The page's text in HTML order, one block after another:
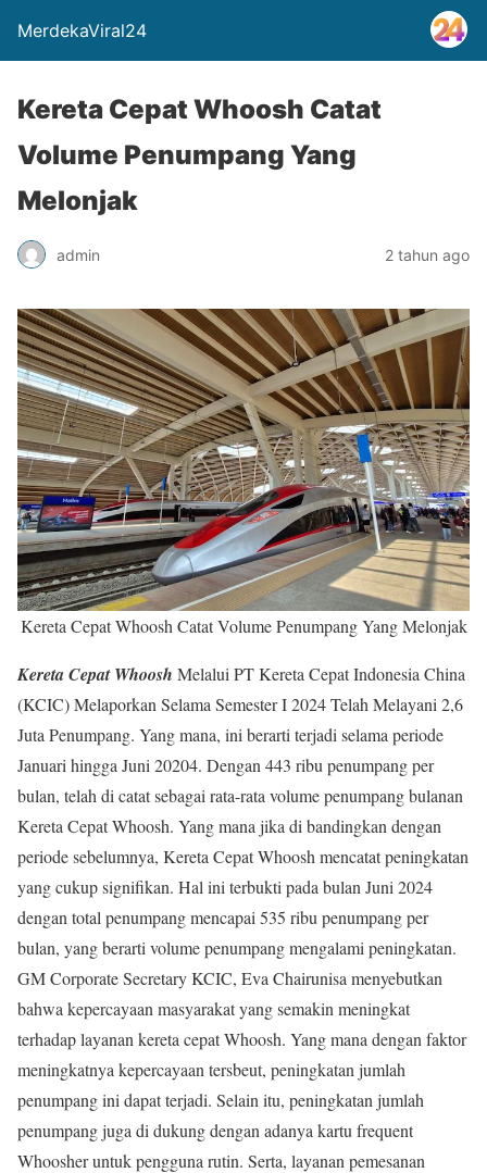
MerdekaViral24
Kereta Cepat Whoosh Catat
Volume Penumpang Yang
Melonjak
admin 2 tahun ago
Kereta Cepat Whoosh Catat Volume Penumpang Yang Melonjak
Kereta Cepat Whoosh Melalui PT Kereta Cepat Indonesia China
(KCIC) Melaporkan Selama Semester I 2024 Telah Melayani 2,6
Juta Penumpang. Yang mana, ini berarti terjadi selama periode
Januari hingga Juni 20204. Dengan 443 ribu penumpang per
bulan, telah di catat sebagai rata-rata volume penumpang bulanan
Kereta Cepat Whoosh. Yang mana jika di bandingkan dengan
periode sebelumnya, Kereta Cepat Whoosh mencatat peningkatan
yang cukup signifikan. Hal ini terbukti pada bulan Juni 2024
dengan total penumpang mencapai 535 ribu penumpang per
bulan, yang berarti volume penumpang mengalami peningkatan.
GM Corporate Secretary KCIC, Eva Chairunisa menyebutkan
bahwa kepercayaan masyarakat yang semakin meningkat
terhadap layanan kereta cepat Whoosh. Yang mana dengan faktor
meningkatnya kepercayaan tersbeut, peningkatan jumlah
penumpang ini dapat terjadi. Selain itu, peningkatan jumlah
penumpang juga di dukung dengan adanya kartu frequent
Whoosher untuk pengguna rutin. Serta, layanan pemesanan